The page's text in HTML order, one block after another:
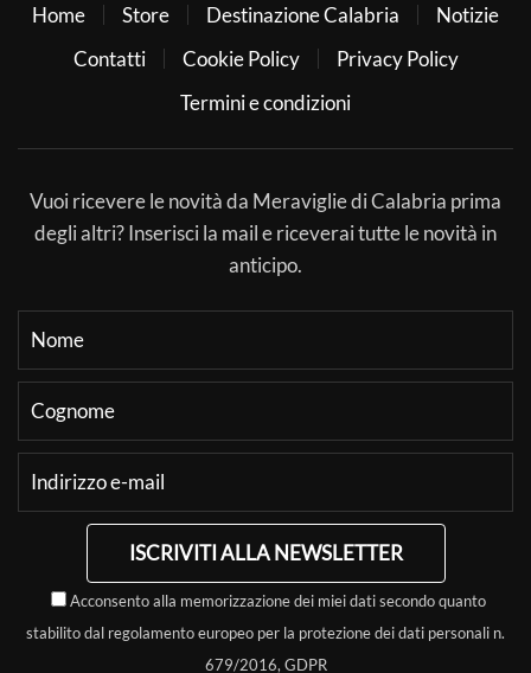
Home Store Destinazione Calabria
Notizie
Contatti
Cookie Policy
Privacy Policy
Termini e condizioni
Vuoi ricevere le novità da Meraviglie di Calabria prima
degli altri? Inserisci la mail e riceverai tutte le novità in
anticipo.
ISCRIVITI ALLA NEWSLETTER
Acconsento alla memorizzazione dei miei dati secondo quanto
stabilito dal regolamento europeo per la protezione dei dati personali n.
679/2016, GDPR